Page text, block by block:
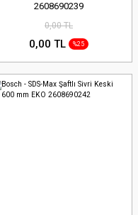
2608690239
0,00 TL
0,00 TL %25